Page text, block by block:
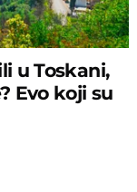
u Toskani,
Evo koji su